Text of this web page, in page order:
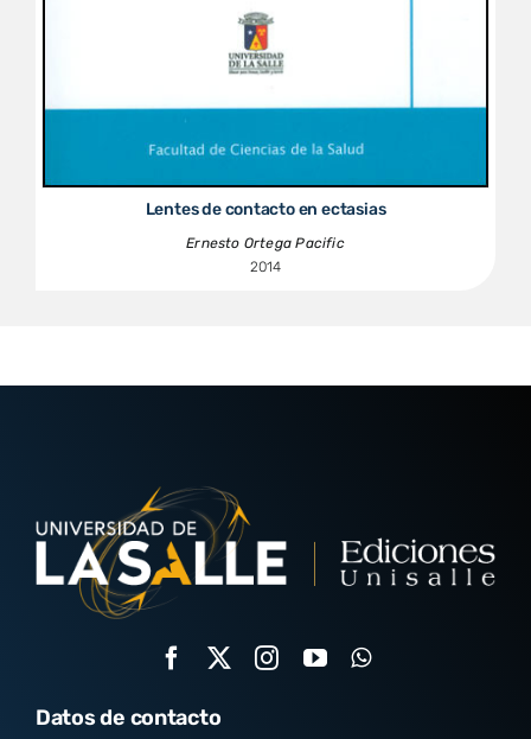
Lentes de contacto en ectasias
Ernesto Ortega Pacific
2014
Datos de contacto